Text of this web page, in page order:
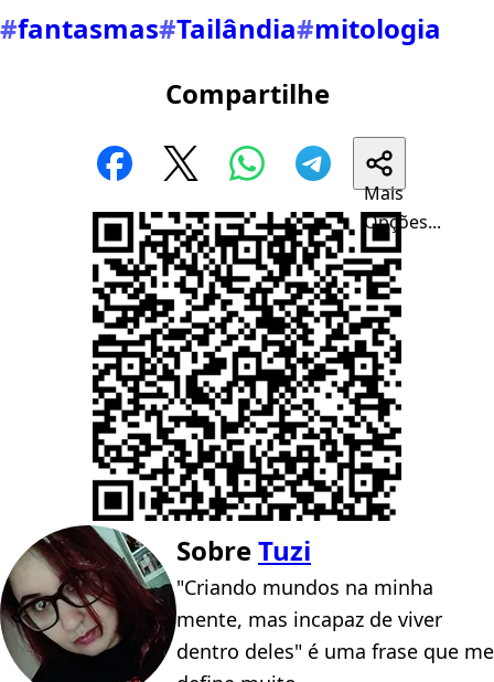
#fantasmas#Tailândia#mitologia
Compartilhe
Mais
Opções...
SobreTuzi
"Criando mundos na minha
mente, mas incapaz de viver
dentro deles" é uma frase que me